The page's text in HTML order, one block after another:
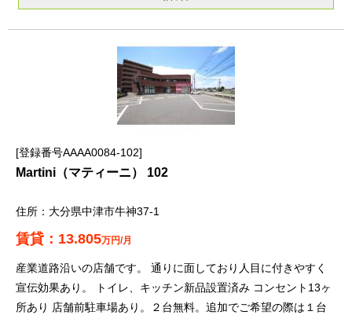
登録番号AAAA0084-102
Martini（マティーニ） 102
大分県中津市牛神37-1
13.805万円/月
産業道路沿いの店舗です。 通りに面しており人目に付きやすく
宣伝効果あり。 トイレ、キッチン新品設置済み コンセント13ヶ
所あり 店舗前駐車場あり。２台無料。追加でご希望の際は１台